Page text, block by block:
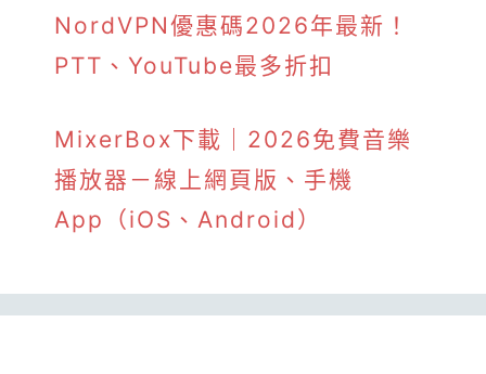
NordVPN優惠碼2026年最新！
PTT、YouTube最多折扣
MixerBox下載｜2026免費音樂
播放器－線上網頁版、手機
App（iOS、Android）